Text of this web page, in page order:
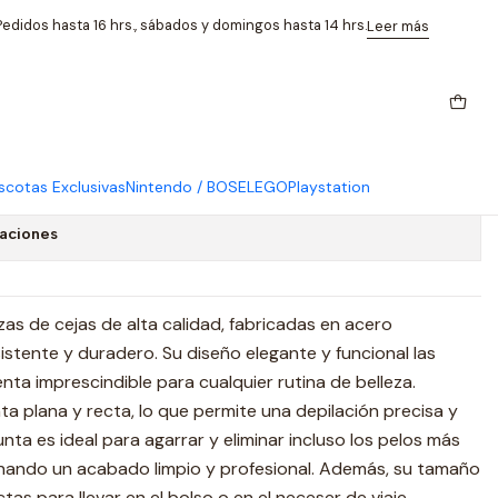
ExclusivasNintendo / BOSELEGOPlaystation
hasta 16 hrs., sábados y domingos hasta 14 hrs.Leer más
Para Cejas Puntas Oblicua Y
de cejas de alta calidad, fabricadas en acero
y duradero. Su diseño elegante y funcional las
imprescindible para cualquier rutina de belleza.
plana y recta, lo que permite una depilación precisa y
es ideal para agarrar y eliminar incluso los pelos más
un acabado limpio y profesional. Además, su tamaño